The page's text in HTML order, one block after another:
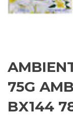
75G
BX144